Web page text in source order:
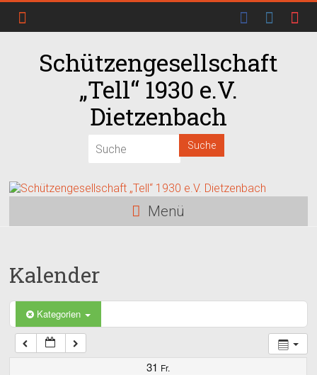
Schützengesellschaft
„Tell“ 1930 e.V.
Dietzenbach
Menü
Kalender
Kategorien
31 Fr.
03:00
04:00
05:00
06:00
07:00